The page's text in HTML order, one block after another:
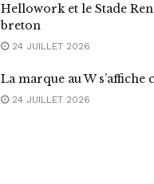
Hellowork et le Stade
breton
24 JUILLET 2026
La marque au W s’affiche
24 JUILLET 2026